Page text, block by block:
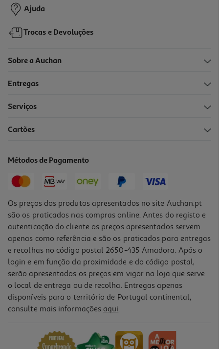
Ajuda
Trocas e Devoluções
Sobre a Auchan
Entregas
Serviços
Cartões
Métodos de Pagamento
Os preços dos produtos apresentados no site Auchan.pt
são os praticados nas compras online. Antes do registo e
autenticação do cliente os preços apresentados servem
apenas como referência e são os praticados para entregas
e recolhas no código postal 2650-435 Amadora. Após o
login e em função da proximidade e do código postal,
serão apresentados os preços em vigor na loja que serve
o local de entrega ou de recolha. Entregas apenas
disponíveis para o território de Portugal continental,
consulte mais informações aqui.